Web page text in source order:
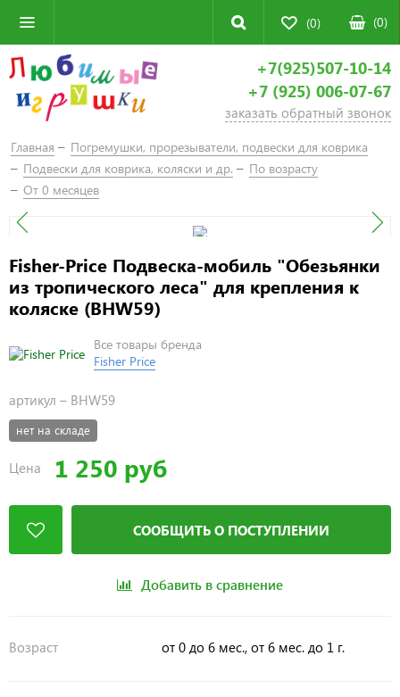
(0) (0)
+7(925)507-10-14
+7 (925) 006-07-67
заказать обратный звонок
Главная
Погремушки, прорезыватели, подвески для коврика
Подвески для коврика, коляски и др.
По возрасту
От 0 месяцев
Fisher-Price Подвеска-мобиль "Обезьянки
из тропического леса" для крепления к
коляске (BHW59)
Все товары бренда
Fisher Price
артикул – BHW59
нет на складе
Цена 1 250 руб
СООБЩИТЬ О ПОСТУПЛЕНИИ
Добавить в сравнение
Возраст от 0 до 6 мес., от 6 мес. до 1 г.